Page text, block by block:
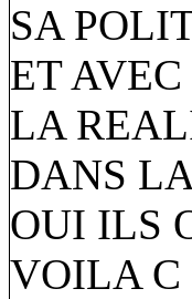
SA
ET
LA
DANS
OUI ILS
VOILA C